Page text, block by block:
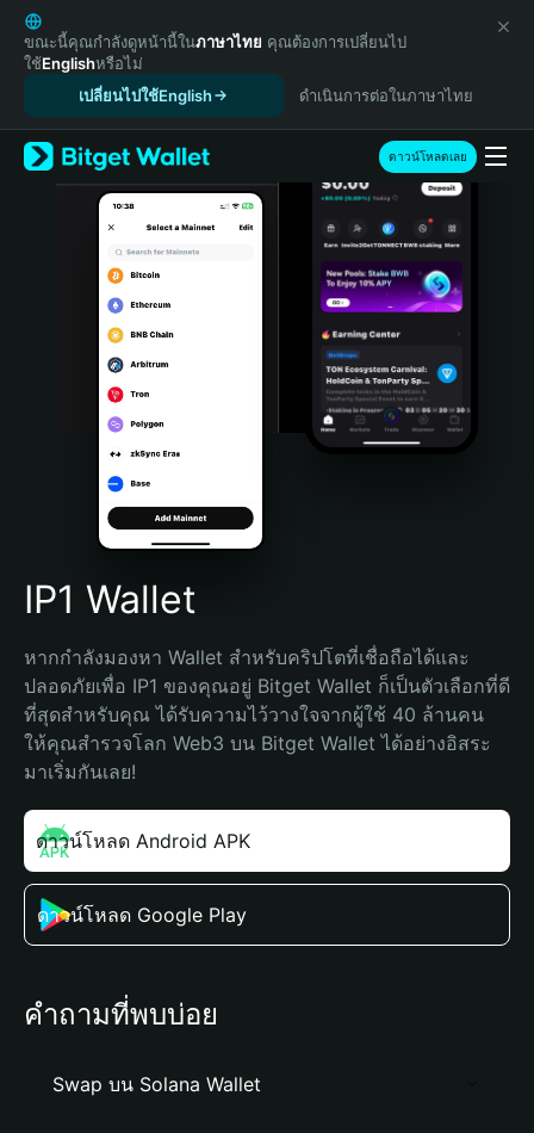
English
日本語
Tiếng Việt
Español (Latinoamérica)
Türkçe
Italiano
Português (Portugal)
Bahasa Indonesia
Português (Brasil)
Español (Argentina)
ขณะนี้คุณกำลังดูหน้านี้ในภาษาไทย คุณต้องการเปลี่ยนไป
ใช้Englishหรือไม่
เปลี่ยนไปใช้English
ดำเนินการต่อในภาษาไทย
ดาวน์โหลดเลย
IP1 Wallet
หากกำลังมองหา Wallet สำหรับคริปโตที่เชื่อถือได้และ
ปลอดภัยเพื่อ IP1 ของคุณอยู่ Bitget Wallet ก็เป็นตัวเลือกที่ดี
ที่สุดสำหรับคุณ ได้รับความไว้วางใจจากผู้ใช้ 40 ล้านคน
ให้คุณสำรวจโลก Web3 บน Bitget Wallet ได้อย่างอิสระ
มาเริ่มกันเลย!
ดาวน์โหลด Android APK
ดาวน์โหลด Google Play
คำถามที่พบบ่อย
Swap บน Solana Wallet